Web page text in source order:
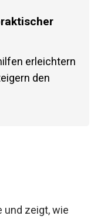
erleichtern
den
und zeigt, wie